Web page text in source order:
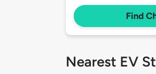
Find
Nearest EV